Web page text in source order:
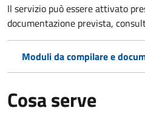
Il servizio può essere attivato
documentazione prevista,
Moduli da compilare e
Cosa serve